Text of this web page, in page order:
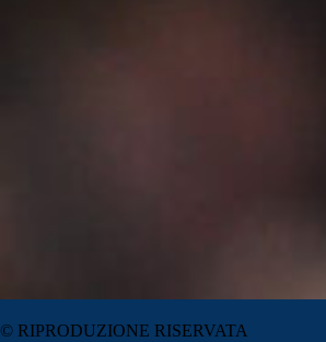
© RIPRODUZIONE RISERVATA